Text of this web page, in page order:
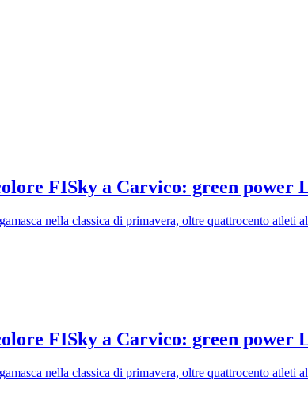
FISky a Carvico: green power
nella classica di primavera, oltre quattrocento
FISky a Carvico: green power
nella classica di primavera, oltre quattrocento